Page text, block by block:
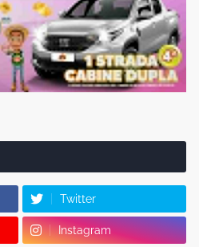
Twitter
Instagram